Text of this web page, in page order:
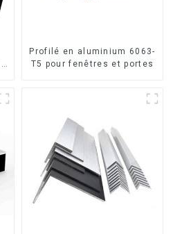
Profilé en aluminium 6063-
T5 pour fenêtres et portes